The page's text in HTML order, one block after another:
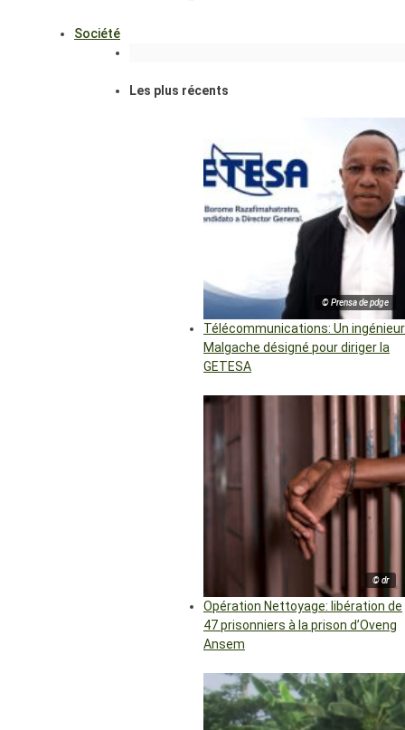
Société
Les plus récents
© Prensa de pdge
Télécommunications: Un ingénieur
Malgache désigné pour diriger la
GETESA
© dr
Opération Nettoyage: libération de
47 prisonniers à la prison d’Oveng
Ansem